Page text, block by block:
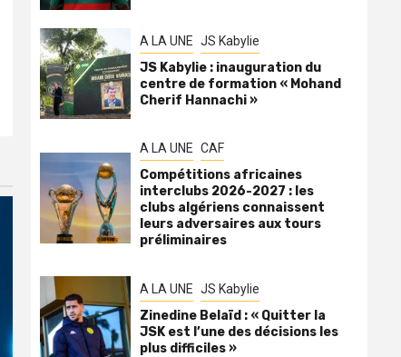
A LA UNE JS Kabylie
JS Kabylie : inauguration du
centre de formation « Mohand
Cherif Hannachi »
A LA UNE CAF
Compétitions africaines
interclubs 2026-2027 : les
clubs algériens connaissent
leurs adversaires aux tours
préliminaires
A LA UNE JS Kabylie
Zinedine Belaïd : « Quitter la
JSK est l’une des décisions les
plus difficiles »